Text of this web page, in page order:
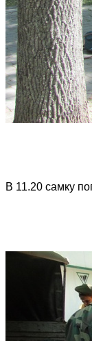
В 11.20 самку